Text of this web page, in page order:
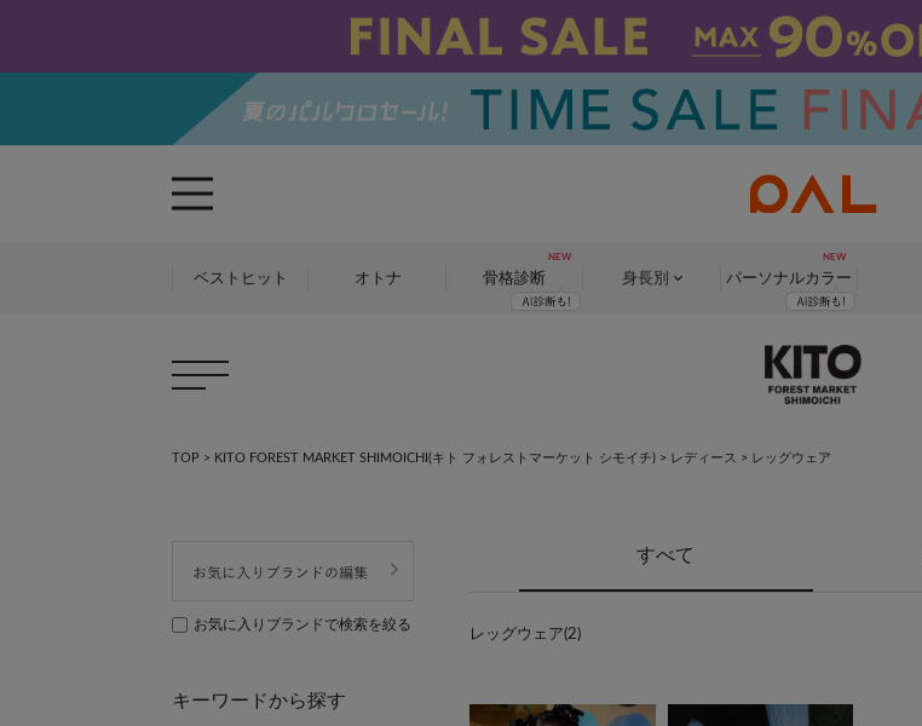
ベストヒット オトナ 骨格診断 身長別 パーソナルカラー
TOP > KITO FOREST MARKET SHIMOICHI(キト フォレストマーケット シモイチ) > レディース > レッグウェア
すべて
レッグウェア(2)
お気に入りブランドで検索を絞る
キーワードから探す